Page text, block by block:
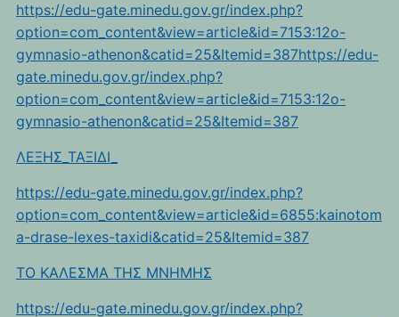
https://edu-gate.minedu.gov.gr/index.php?
option=com_content&view=article&id=7153:12o-
gymnasio-athenon&catid=25&Itemid=387https://edu-
gate.minedu.gov.gr/index.php?
option=com_content&view=article&id=7153:12o-
gymnasio-athenon&catid=25&Itemid=387
ΛΕΞΗΣ_ΤΑΞΙΔΙ_
https://edu-gate.minedu.gov.gr/index.php?
option=com_content&view=article&id=6855:kainotom
a-drase-lexes-taxidi&catid=25&Itemid=387
TO KAΛEΣΜΑ ΤΗΣ ΜΝΗΜΗΣ
https://edu-gate.minedu.gov.gr/index.php?